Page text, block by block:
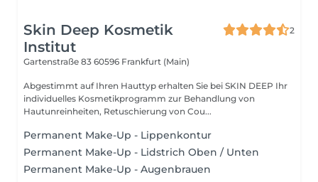
Skin Deep Kosmetik
Institut
2
Gartenstraße 83 60596 Frankfurt (Main)
Abgestimmt auf Ihren Hauttyp erhalten Sie bei SKIN DEEP Ihr
individuelles Kosmetik­programm zur Behandlung von
Hautunreinheiten, Retuschierung von Cou...
Permanent Make-Up - Lippenkontur
Permanent Make-Up - Lidstrich Oben / Unten
Permanent Make-Up - Augenbrauen